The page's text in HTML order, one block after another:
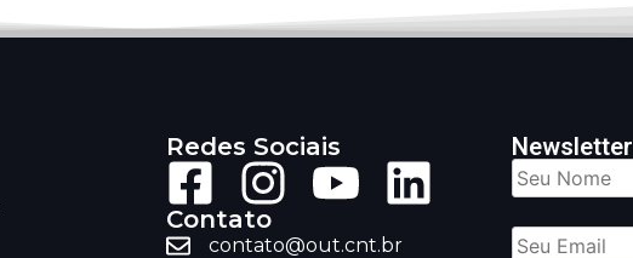
Redes Sociais
Contato
contato@out.cnt.br
Newsletter